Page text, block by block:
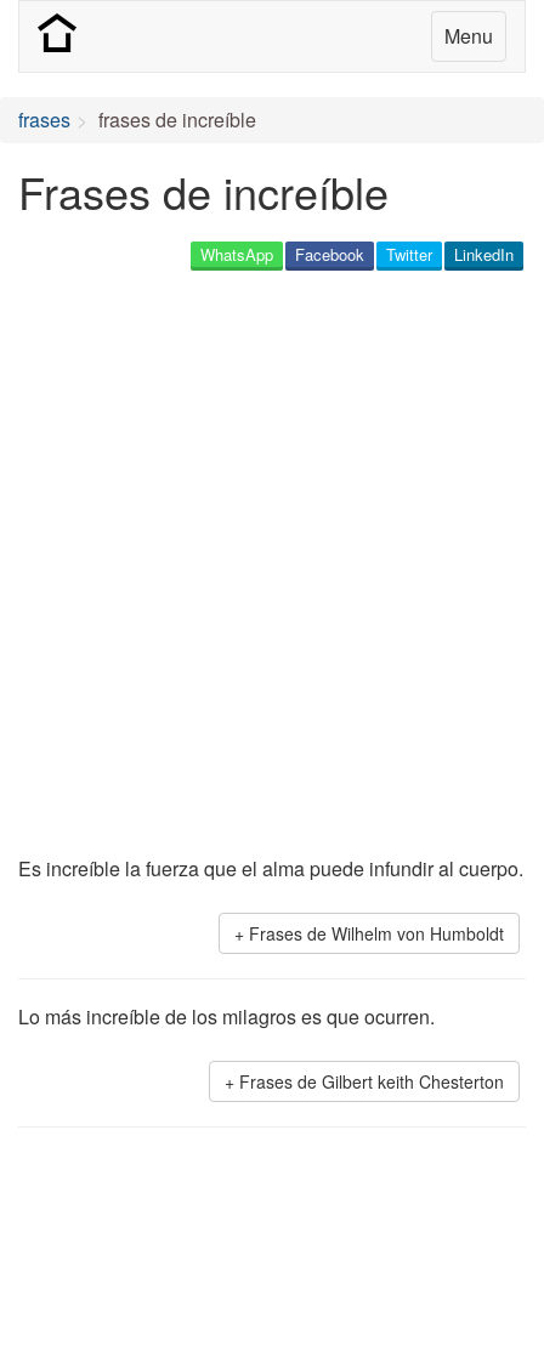
Menu
frases frases de increíble
Frases de increíble
LinkedIn
Twitter
Facebook
WhatsApp
Es increíble la fuerza que el alma puede infundir al cuerpo.
Frases de Wilhelm von Humboldt
Lo más increíble de los milagros es que ocurren.
Frases de Gilbert keith Chesterton